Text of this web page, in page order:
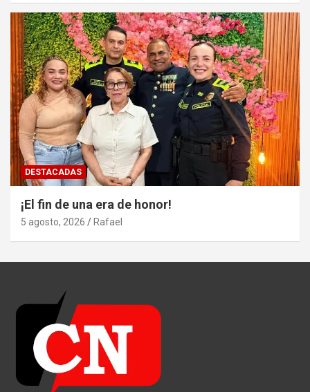
DESTACADAS
¡El fin de una era de honor!
5 agosto, 2026 Rafael